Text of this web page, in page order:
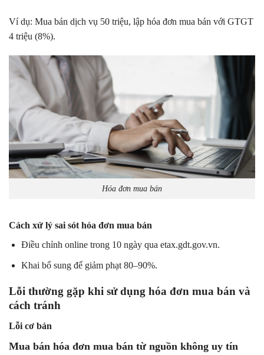
Ví dụ: Mua bán dịch vụ 50 triệu, lập hóa đơn mua bán với GTGT
4 triệu (8%).
Hóa đơn mua bán
Cách xử lý sai sót hóa đơn mua bán
Điều chỉnh online trong 10 ngày qua etax.gdt.gov.vn.
Khai bổ sung để giảm phạt 80–90%.
Lỗi thường gặp khi sử dụng hóa đơn mua bán và
cách tránh
Lỗi cơ bản
Mua bán hóa đơn mua bán từ nguồn không uy tín